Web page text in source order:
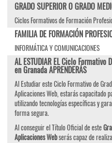
GRADO SUPERIOR O GRADO
Ciclos Formativos de Formación
FAMILIA DE FORMACIÓN
INFORMÁTICA Y COMUNICACIONES
AL ESTUDIAR EL Ciclo
en Granada APRENDERÁS
Al Estudiar este Ciclo Formativo de
Aplicaciones Web, estarás capacitado
utilizando tecnologías específicas y
forma segura.
Al conseguir el Título Oficial de este
Aplicaciones Webserás capaz de